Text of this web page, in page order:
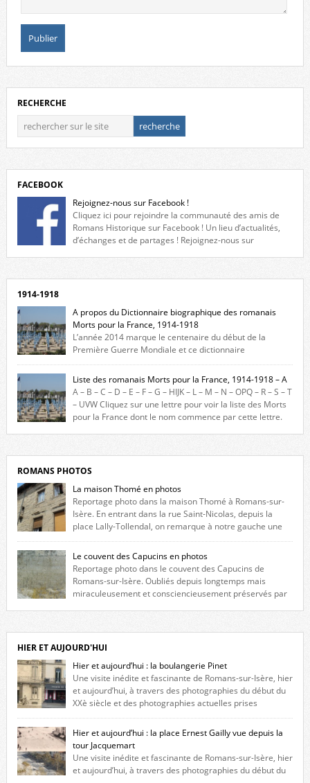
RECHERCHE
FACEBOOK
Rejoignez-nous sur Facebook !
Cliquez ici pour rejoindre la communauté des amis de
Romans Historique sur Facebook ! Un lieu d’actualités,
d’échanges et de partages ! Rejoignez-nous sur
1914-1918
A propos du Dictionnaire biographique des romanais
Morts pour la France, 1914-1918
L’année 2014 marque le centenaire du début de la
Première Guerre Mondiale et ce dictionnaire
biographique veut rendre hommage aux romanais Morts pour la
France durant ce conflit. La base de cette recherche historique est
constituée des noms gravés sur les plaques commémoratives de
l’Hôtel de Ville, du lycée du Dauphiné et du lycée Triboulet, […]
Liste des romanais Morts pour la France, 1914-1918 – A
A – B – C – D – E – F – G – HIJK – L – M – N – OPQ – R – S – T
– UVW Cliquez sur une lettre pour voir la liste des Morts
pour la France dont le nom commence par cette lettre.
ROMANS PHOTOS
La maison Thomé en photos
Reportage photo dans la maison Thomé à Romans-sur-
Isère. En entrant dans la rue Saint-Nicolas, depuis la
place Lally-Tollendal, on remarque à notre gauche une
maison construite au XVIè siècle. Les deux façades sont ornées de
fenêtres jumelles à meneaux. Entre ces deux étages, on peut voir une
niche qui contient une statue de la Vierge. […]
Le couvent des Capucins en photos
Reportage photo dans le couvent des Capucins de
Romans-sur-Isère. Oubliés depuis longtemps mais
miraculeusement et consciencieusement préservés par
l’histoire de la redécouverte de vestiges du couvent des Capucins ! Petit
retour sur l’histoire […]
HIER ET AUJOURD'HUI
Hier et aujourd’hui : la boulangerie Pinet
Une visite inédite et fascinante de Romans-sur-Isère, hier
et aujourd’hui, à travers des photographies du début du
XXè siècle et des photographies actuelles prises
exactement dans le même cadre ! A l’angle de la place Jean Jaurès et de
l’avenue Victor Hugo (à côté d’Intermarché), à Romans. La boulangerie
Jules Pinet est inscrite dans le […]
Hier et aujourd’hui : la place Ernest Gailly vue depuis la
tour Jacquemart
Une visite inédite et fascinante de Romans-sur-Isère, hier
et aujourd’hui, à travers des photographies du début du